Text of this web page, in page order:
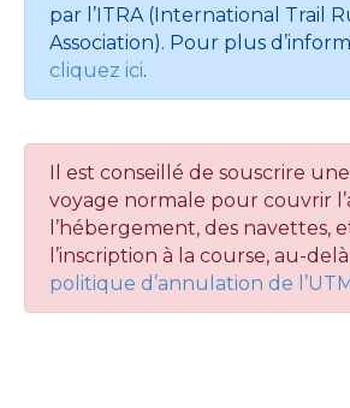
par l’ITRA (International Trail
Association). Pour plus
cliquez ici.
Il est conseillé de souscrire
voyage normale pour couvrir
l’hébergement, des navettes,
l’inscription à la course, au-
politique d’annulation de